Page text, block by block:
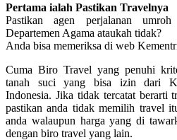
Pertama ialah Pastikan Travelnya
Pastikan agen perjalanan
Departemen Agama ataukah tidak?
Anda bisa memeriksa di web
Cuma Biro Travel yang penuhi
tanah suci yang bisa izin dari
Indonesia. Jika tidak tercatat berarti
pastikan anda tidak memilih travel
anda walaupun harga yang di
dengan biro travel yang lain.